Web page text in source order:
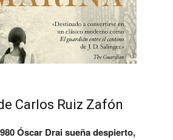
Carlos Ruiz Zafón
Óscar Drai sueña despierto,